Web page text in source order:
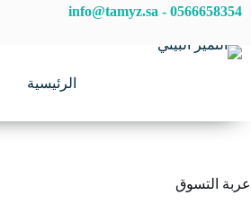
التجاوز
المحتوى
info@tamyz.sa - 0566658354
الرئيسية
عربة التسوق